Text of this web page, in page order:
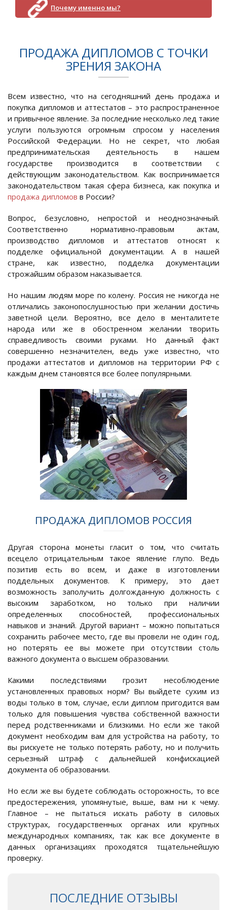
Почему именно мы?
ПРОДАЖА ДИПЛОМОВ С ТОЧКИ
ЗРЕНИЯ ЗАКОНА
Всем известно, что на сегодняшний день продажа и
покупка дипломов и аттестатов – это распространенное
и привычное явление. За последние несколько лед такие
услуги пользуются огромным спросом у населения
Российской Федерации. Но не секрет, что любая
предпринимательская деятельность в нашем
государстве производится в соответствии с
действующим законодательством. Как воспринимается
законодательством такая сфера бизнеса, как покупка и
продажа дипломов в России?
Вопрос, безусловно, непростой и неоднозначный.
Соответственно нормативно-правовым актам,
производство дипломов и аттестатов относят к
подделке официальной документации. А в нашей
стране, как известно, подделка документации
строжайшим образом наказывается.
Но нашим людям море по колену. Россия не никогда не
отличались законопослушностью при желании достичь
заветной цели. Вероятно, все дело в менталитете
народа или же в обостренном желании творить
справедливость своими руками. Но данный факт
совершенно незначителен, ведь уже известно, что
продажи аттестатов и дипломов на территории РФ с
каждым днем становятся все более популярными.
ПРОДАЖА ДИПЛОМОВ РОССИЯ
Другая сторона монеты гласит о том, что считать
всецело отрицательным такое явление глупо. Ведь
позитив есть во всем, и даже в изготовлении
поддельных документов. К примеру, это дает
возможность заполучить долгожданную должность с
высоким заработком, но только при наличии
определенных способностей, профессиональных
навыков и знаний. Другой вариант – можно попытаться
сохранить рабочее место, где вы провели не один год,
но потерять ее вы можете при отсутствии столь
важного документа о высшем образовании.
Какими последствиями грозит несоблюдение
установленных правовых норм? Вы выйдете сухим из
воды только в том, случае, если диплом пригодится вам
только для повышения чувства собственной важности
перед родственниками и близкими. Но если же такой
документ необходим вам для устройства на работу, то
вы рискуете не только потерять работу, но и получить
серьезный штраф с дальнейшей конфискацией
документа об образовании.
Но если же вы будете соблюдать осторожность, то все
предостережения, упомянутые, выше, вам ни к чему.
Главное – не пытаться искать работу в силовых
структурах, государственных органах или крупных
международных компаниях, так как все документе в
данных организациях проходятся тщательнейшую
проверку.
ПОСЛЕДНИЕ ОТЗЫВЫ